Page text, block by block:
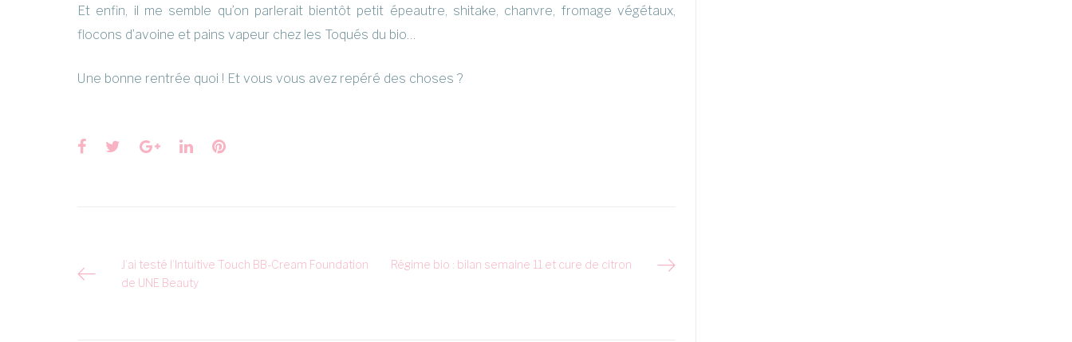
Et enfin, il me semble qu’on parlerait bientôt petit épeautre, shitake, chanvre, fromage végétaux,
flocons d’avoine et pains vapeur chez les Toqués du bio…
Une bonne rentrée quoi ! Et vous vous avez repéré des choses ?
Facebook
TwitterGoogle+
LinkedInPinterest
Navigation
J’ai testé l’Intuitive Touch BB-Cream Foundation
de UNE Beauty
Régime bio : bilan semaine 11 et cure de citron